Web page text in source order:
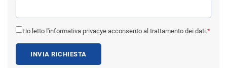
Ho letto l'informativa privacye acconsento al trattamento dei dati.*
INVIA RICHIESTA